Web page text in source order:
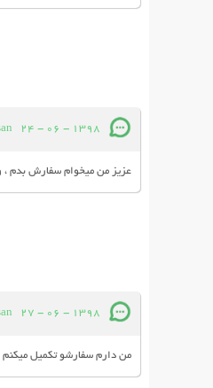
24 - 06 - 1398
عزیز من میخوام سفارش بدم ،
27 - 06 - 1398
من دارم سفارشو تکمیل میکنم فقط چنتا سوال میمونه 1: عکس هایی که از این کفش گرفته شده کار خود میهن